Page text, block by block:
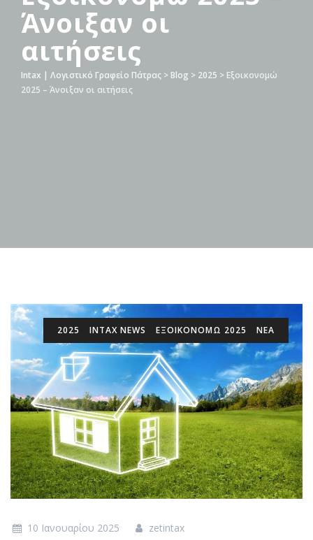
Άνοιξαν οι
αιτήσεις
Intax | Λογιστικό Γραφείο Πάτρας > Blog > 2025 > Εξοικονομώ
2025 – Άνοιξαν οι αιτήσεις
2025 INTAX NEWS ΕΞΟΙΚΟΝΟΜΏ 2025 ΝΕΑ
10 Ιανουαρίου 2025 zetintax